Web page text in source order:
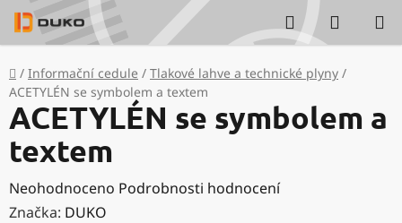
Přejít
na
obsah
Hledat
KOŠÍK
Domů
/ Informační cedule / Tlakové lahve a technické plyny /
ACETYLÉN se symbolem a textem
ACETYLÉN se symbolem a
textem
Průměrné
hodnocení
Neohodnoceno Podrobnosti hodnocení
Značka: DUKO